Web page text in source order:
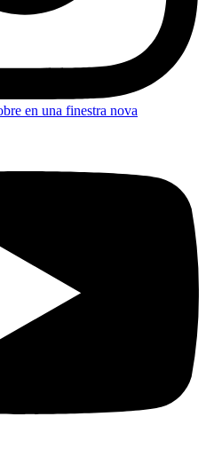
en una finestra nova